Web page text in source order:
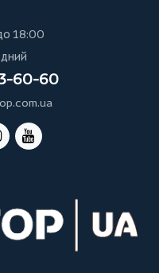
18:00
60-60